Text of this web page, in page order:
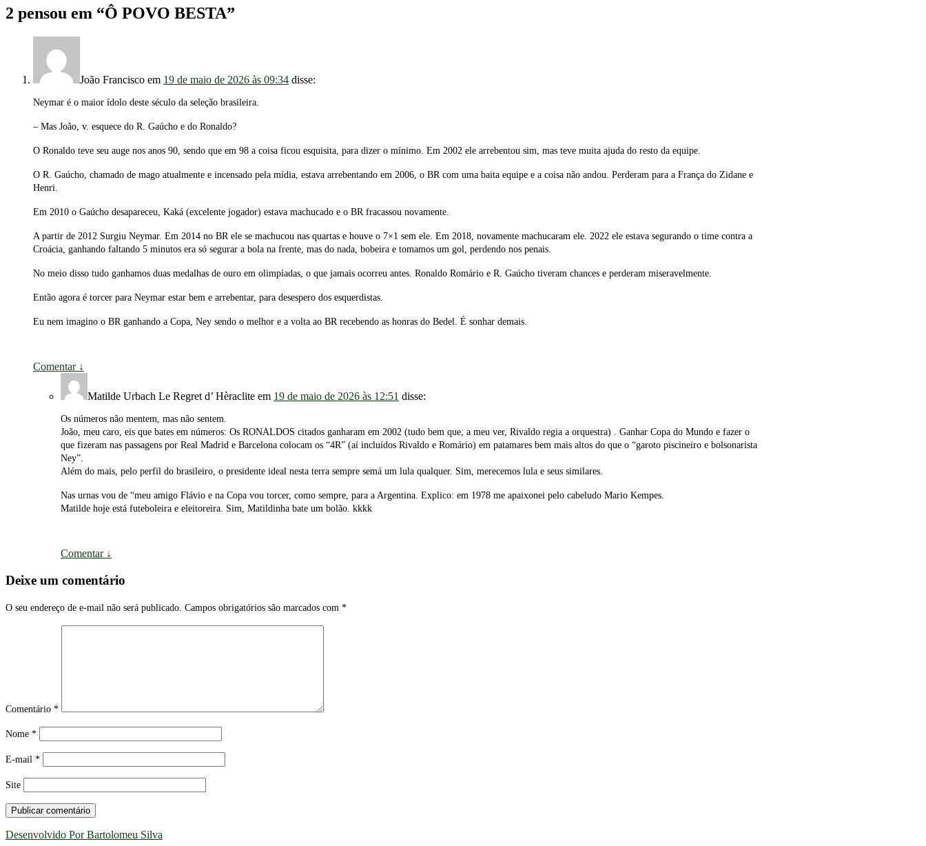
2 pensou em “Ô POVO BESTA”
João Francisco em 19 de maio de 2026 às 09:34 disse:
Neymar é o maior ídolo deste século da seleção brasileira.
– Mas João, v. esquece do R. Gaúcho e do Ronaldo?
O Ronaldo teve seu auge nos anos 90, sendo que em 98 a coisa ficou esquisita, para dizer o mínimo. Em 2002 ele arrebentou sim, mas teve muita ajuda do resto da equipe.
O R. Gaúcho, chamado de mago atualmente e incensado pela mídia, estava arrebentando em 2006, o BR com uma baita equipe e a coisa não andou. Perderam para a França do Zidane e
Henri.
Em 2010 o Gaúcho desapareceu, Kaká (excelente jogador) estava machucado e o BR fracassou novamente.
A partir de 2012 Surgiu Neymar. Em 2014 no BR ele se machucou nas quartas e houve o 7×1 sem ele. Em 2018, novamente machucaram ele. 2022 ele estava segurando o time contra a
Croácia, ganhando faltando 5 minutos era só segurar a bola na frente, mas do nada, bobeira e tomamos um gol, perdendo nos penais.
No meio disso tudo ganhamos duas medalhas de ouro em olimpíadas, o que jamais ocorreu antes. Ronaldo Romário e R. Gaúcho tiveram chances e perderam miseravelmente.
Então agora é torcer para Neymar estar bem e arrebentar, para desespero dos esquerdistas.
Eu nem imagino o BR ganhando a Copa, Ney sendo o melhor e a volta ao BR recebendo as honras do Bedel. É sonhar demais.
Comentar ↓
Matilde Urbach Le Regret d’ Hèraclite em 19 de maio de 2026 às 12:51 disse:
Os números não mentem, mas não sentem.
João, meu caro, eis que bates em números: Os RONALDOS citados ganharam em 2002 (tudo bem que, a meu ver, Rivaldo regia a orquestra) . Ganhar Copa do Mundo e fazer o
que fizeram nas passagens por Real Madrid e Barcelona colocam os “4R” (aí incluídos Rivaldo e Romário) em patamares bem mais altos do que o “garoto piscineiro e bolsonarista
Ney”.
Além do mais, pelo perfil do brasileiro, o presidente ideal nesta terra sempre semá um lula qualquer. Sim, merecemos lula e seus similares.
Nas urnas vou de “meu amigo Flávio e na Copa vou torcer, como sempre, para a Argentina. Explico: em 1978 me apaixonei pelo cabeludo Mario Kempes.
Matilde hoje está futeboleira e eleitoreira. Sim, Matildinha bate um bolão. kkkk
Comentar ↓
Deixe um comentário
O seu endereço de e-mail não será publicado. Campos obrigatórios são marcados com *
Comentário *
Nome *
E-mail *
Site
Desenvolvido Por Bartolomeu Silva